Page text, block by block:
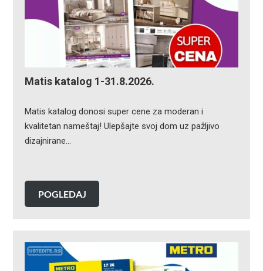
Matis katalog 1-31.8.2026.
Matis katalog donosi super cene za moderan i
kvalitetan nameštaj! Ulepšajte svoj dom uz pažljivo
dizajnirane…
POGLEDAJ